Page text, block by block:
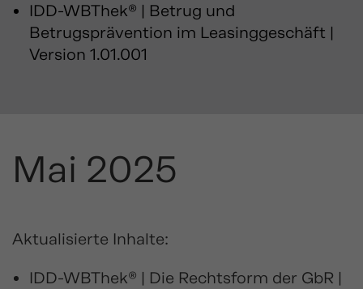
IDD-WBThek® | Betrug und
Betrugsprävention im Leasinggeschäft |
Version 1.01.001
Mai 2025
Aktualisierte Inhalte:
IDD-WBThek® | Die Rechtsform der GbR |